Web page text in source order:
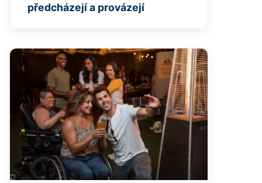
předcházejí a provázejí